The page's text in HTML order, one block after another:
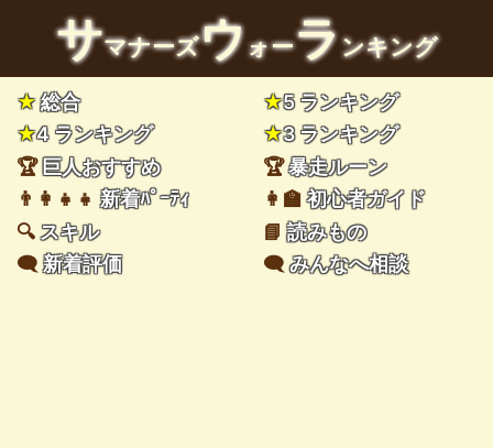
サマナーズウォーランキング
★総合 ★5 ランキング
★4 ランキング ★3 ランキング
🏆巨人おすすめ 🏆暴走ルーン
👨‍👩‍👧‍👧新着ﾊﾟｰﾃｨ 👩‍🏫初心者ガイド
🔍スキル 📘読みもの
🗨️新着評価 🗨️みんなへ相談